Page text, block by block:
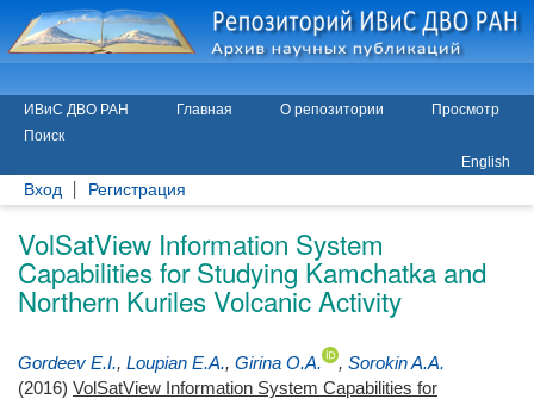
ИВиС ДВО РАН Главная О репозитории
Просмотр
Поиск
English
Вход Регистрация
VolSatView Information System
Capabilities for Studying Kamchatka and
Northern Kuriles Volcanic Activity
Gordeev E.I., Loupian E.A., Girina O.A. , Sorokin A.A.
(2016) VolSatView Information System Capabilities for